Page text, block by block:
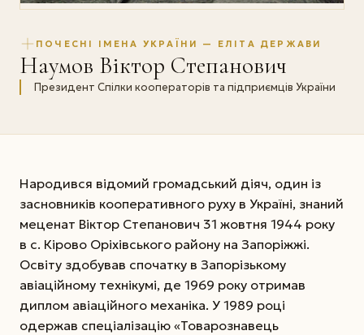
ПОЧЕСНІ ІМЕНА УКРАЇНИ — ЕЛІТА ДЕРЖАВИ
Наумов Віктор Степанович
Президент Спілки кооператорів та підприємців України
Народився відомий громадський діяч, один із
засновників кооперативного руху в Україні, знаний
меценат Віктор Степанович 31 жовтня 1944 року
в с. Кірово Оріхівського району на Запоріжжі.
Освіту здобував спочатку в Запорізькому
авіаційному технікумі, де 1969 року отримав
диплом авіаційного механіка. У 1989 році
одержав спеціалізацію «Товарознавець